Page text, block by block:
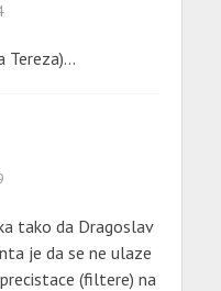
Tereza)…
tako da Dragoslav
je da se ne ulaze
(filtere) na